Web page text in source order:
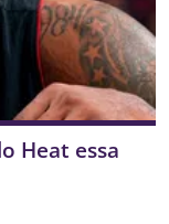
Heat essa